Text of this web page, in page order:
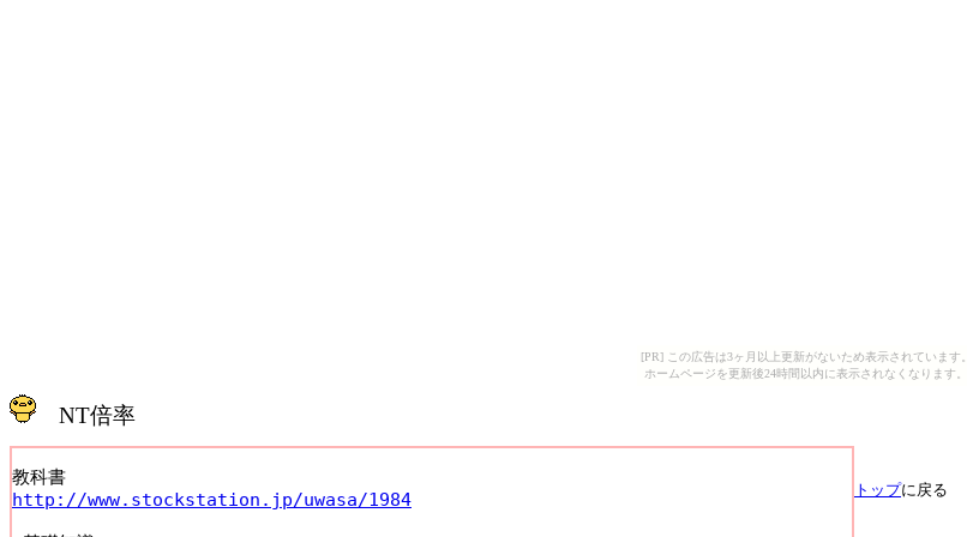
[PR] この広告は3ヶ月以上更新がないため表示されています。
ホームページを更新後24時間以内に表示されなくなります。
NT倍率
http://www.stockstation.jp/uwasa/1984
トップ